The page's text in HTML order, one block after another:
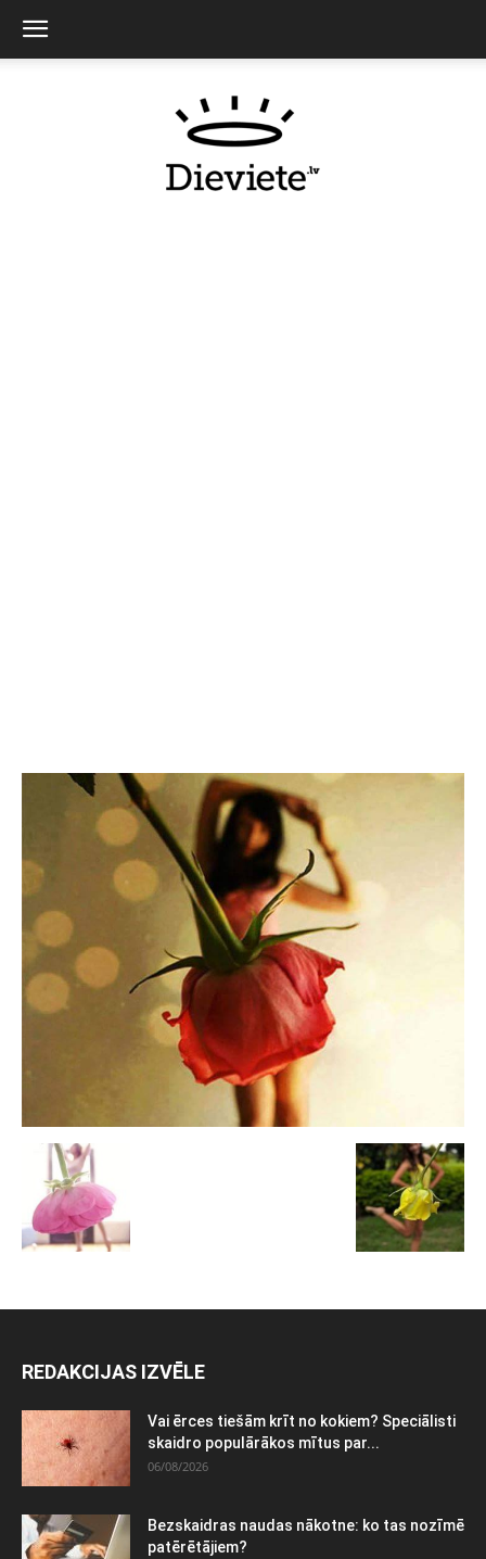
REDAKCIJAS IZVĒLE
Vai ērces tiešām krīt no kokiem? Speciālisti
skaidro populārākos mītus par...
06/08/2026
Bezskaidras naudas nākotne: ko tas nozīmē
patērētājiem?